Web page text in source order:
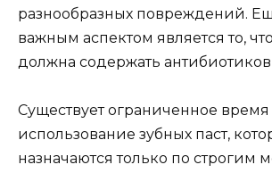
разнообразных повреждений.
важным аспектом является то,
должна содержать антибиотиков
Существует ограниченное время
использование зубных паст,
назначаются только по строгим